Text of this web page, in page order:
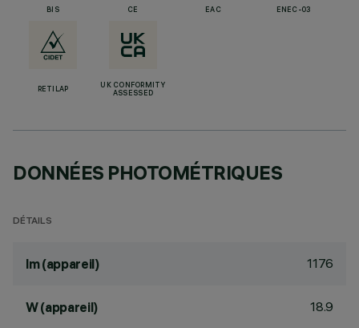
BIS CE EAC ENEC-03
RETILAP
UK CONFORMITY
ASSESSED
DONNÉES PHOTOMÉTRIQUES
DÉTAILS
lm (appareil) 1176
W (appareil) 18.9